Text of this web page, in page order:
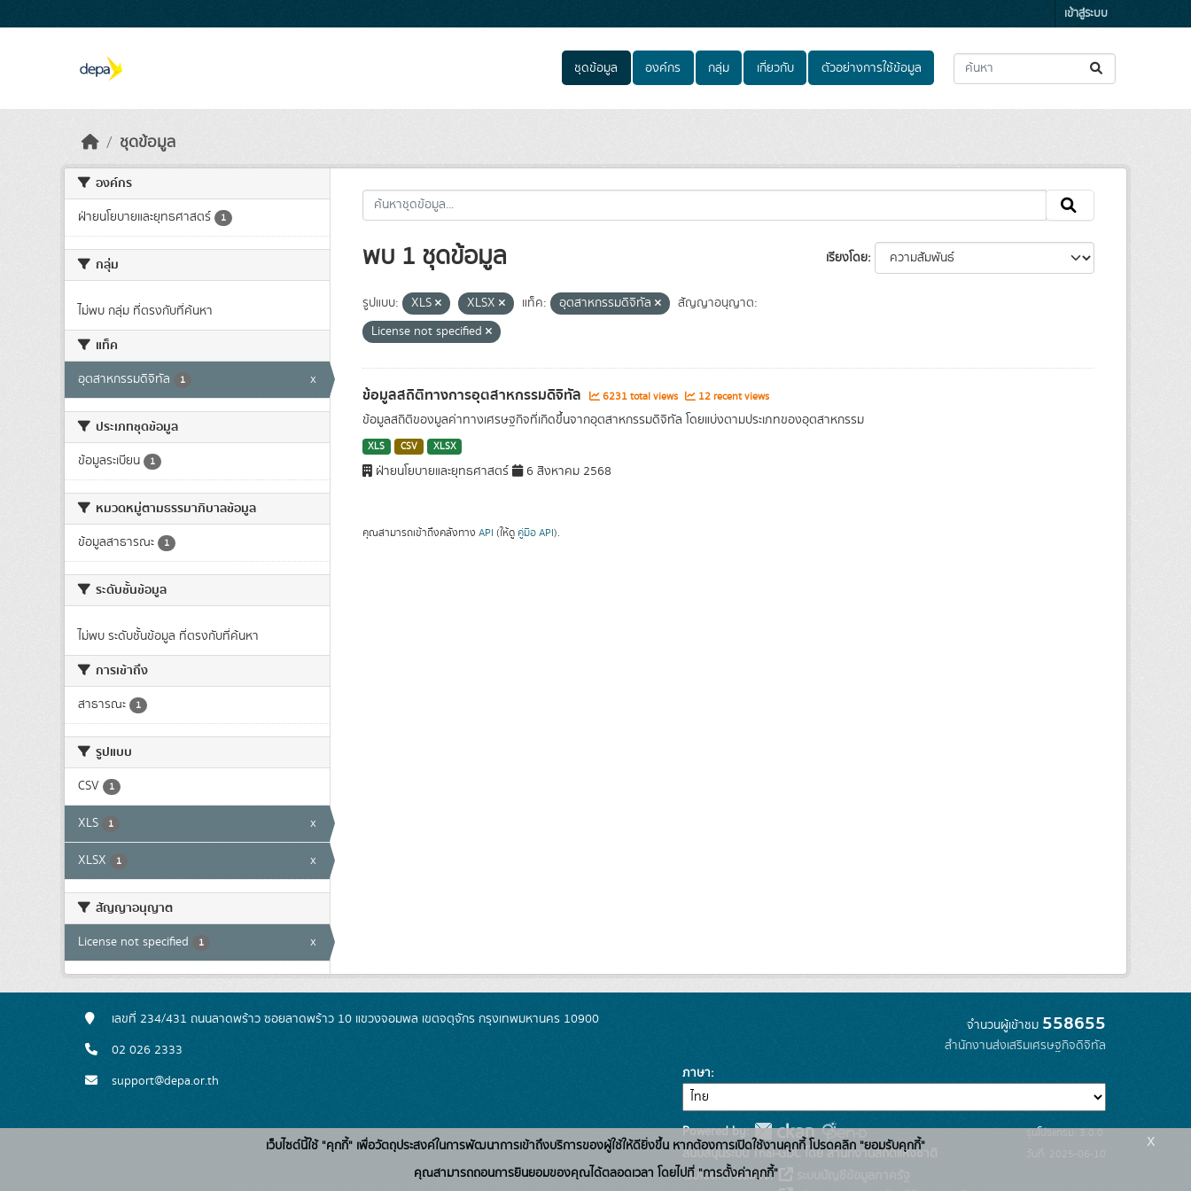
เข้าสู่ระบบ
ชุดข้อมูล องค์กร กลุ่ม เกี่ยวกับ ตัวอย่างการใช้ข้อมูล
ชุดข้อมูล
องค์กร
ฝ่ายนโยบายและยุทธศาสตร์ 1
กลุ่ม
ไม่พบ กลุ่ม ที่ตรงกับที่ค้นหา
แท็ค
อุตสาหกรรมดิจิทัล 1 x
ประเภทชุดข้อมูล
ข้อมูลระเบียน 1
หมวดหมู่ตามธรรมาภิบาลข้อมูล
ข้อมูลสาธารณะ 1
ระดับชั้นข้อมูล
ไม่พบ ระดับชั้นข้อมูล ที่ตรงกับที่ค้นหา
การเข้าถึง
สาธารณะ 1
รูปแบบ
CSV 1
XLS 1 x
XLSX 1 x
สัญญาอนุญาต
License not specified 1 x
เรียงโดย
พบ 1 ชุดข้อมูล
รูปแบบ: XLS XLSX แท็ค: อุตสาหกรรมดิจิทัล
สัญญาอนุญาต:
License not specified
ข้อมูลสถิติทางการอุตสาหกรรมดิจิทัล 6231 total views 12 recent views
ข้อมูลสถิติของมูลค่าทางเศรษฐกิจที่เกิดขึ้นจากอุตสาหกรรมดิจิทัล โดยแบ่งตามประเภทของอุตสาหกรรม
XLS CSV XLSX
ฝ่ายนโยบายและยุทธศาสตร์ 6 สิงหาคม 2568
คุณสามารถเข้าถึงคลังทาง API (ให้ดู คู่มือ API).
เลขที่ 234/431 ถนนลาดพร้าว ซอยลาดพร้าว 10 แขวงจอมพล เขตจตุจักร กรุงเทพมหานคร 10900
02 026 2333
support@depa.or.th
จำนวนผู้เข้าชม 558655
สำนักงานส่งเสริมเศรษฐกิจดิจิทัล
ภาษา
Powered by:
สนับสนุนระบบ Thai-GDC โดย สำนักงานสถิติแห่งชาติ
เว็บไซต์ที่เกี่ยวข้อง:
รุ่นโปรแกรม: 3.0.0
วันที่: 2025-06-10
เว็บไซต์นี้ใช้ "คุกกี้" เพื่อวัตถุประสงค์ในการพัฒนาการเข้าถึงบริการของผู้ใช้ให้ดียิ่งขึ้น หากต้องการเปิดใช้งานคุกกี้ โปรดคลิก "ยอมรับคุกกี้"
คุณสามารถถอนการยินยอมของคุณได้ตลอดเวลา โดยไปที่ "การตั้งค่าคุกกี้"
x